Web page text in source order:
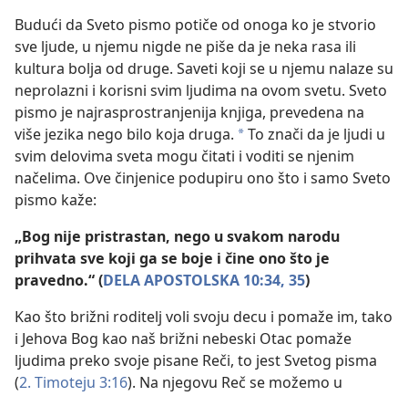
Budući da Sveto pismo potiče od onoga ko je stvorio
sve ljude, u njemu nigde ne piše da je neka rasa ili
kultura bolja od druge. Saveti koji se u njemu nalaze su
neprolazni i korisni svim ljudima na ovom svetu. Sveto
pismo je najrasprostranjenija knjiga, prevedena na
više jezika nego bilo koja druga. aTo znači da je ljudi u
svim delovima sveta mogu čitati i voditi se njenim
načelima. Ove činjenice podupiru ono što i samo Sveto
pismo kaže:
„Bog nije pristrastan, nego u svakom narodu
prihvata sve koji ga se boje i čine ono što je
pravedno.“ (DELA APOSTOLSKA 10:34, 35)
Kao što brižni roditelj voli svoju decu i pomaže im, tako
i Jehova Bog kao naš brižni nebeski Otac pomaže
ljudima preko svoje pisane Reči, to jest Svetog pisma
(2. Timoteju 3:16). Na njegovu Reč se možemo u